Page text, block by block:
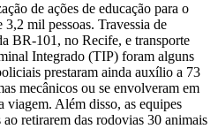
de ações de educação para o
mil pessoas. Travessia de
BR-101, no Recife, e transporte
Integrado (TIP) foram alguns
prestaram ainda auxílio a 73
mecânicos ou se envolveram em
viagem. Além disso, as equipes
retirarem das rodovias 30 animais